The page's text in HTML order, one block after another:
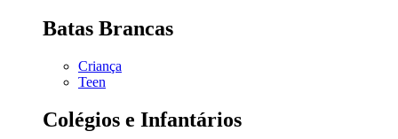
Batas Brancas
Criança
Teen
Colégios e Infantários